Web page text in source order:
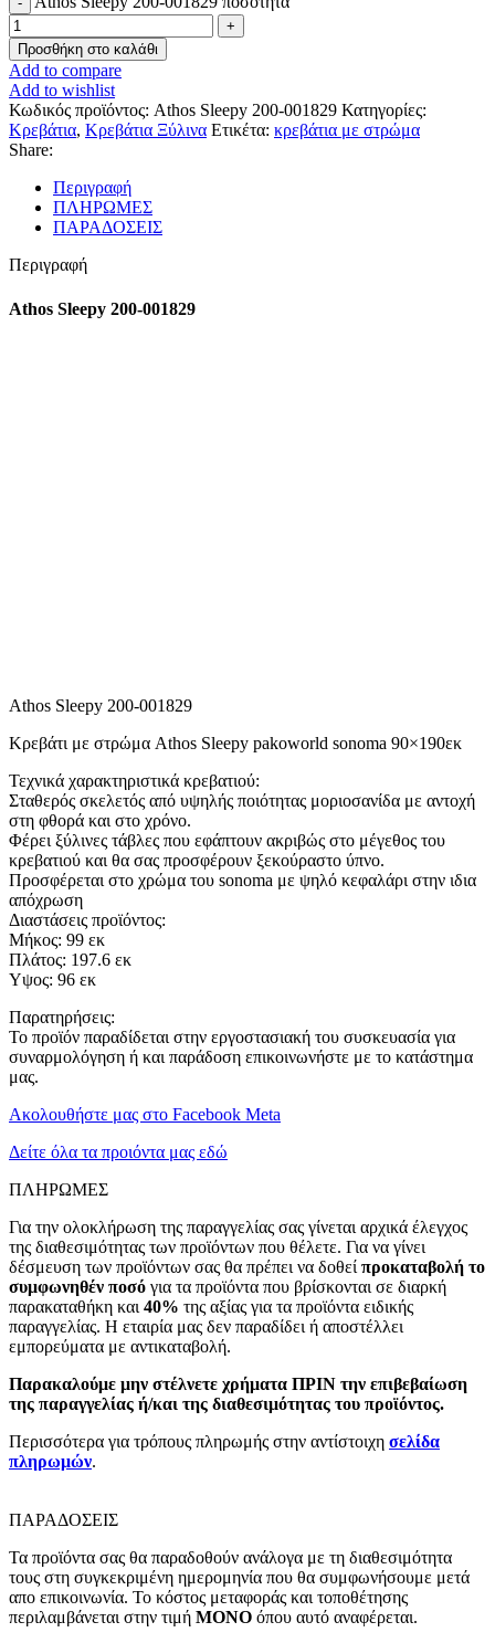
Προσθήκη στο καλάθι
Add to compare
Add to wishlist
Κωδικός προϊόντος: Athos Sleepy 200-001829 Κατηγορίες:
Κρεβάτια, Κρεβάτια Ξύλινα Ετικέτα: κρεβάτια με στρώμα
Share:
Περιγραφή
ΠΛΗΡΩΜΕΣ
ΠΑΡΑΔΟΣΕΙΣ
Περιγραφή
Athos Sleepy 200-001829
Athos Sleepy 200-001829
Κρεβάτι με στρώμα Athos Sleepy pakoworld sonoma 90×190εκ
Τεχνικά χαρακτηριστικά κρεβατιού:
Σταθερός σκελετός από υψηλής ποιότητας μοριοσανίδα με αντοχή
στη φθορά και στο χρόνο.
Φέρει ξύλινες τάβλες που εφάπτουν ακριβώς στο μέγεθος του
κρεβατιού και θα σας προσφέρουν ξεκούραστο ύπνο.
Προσφέρεται στο χρώμα του sonoma με ψηλό κεφαλάρι στην ιδια
απόχρωση
Διαστάσεις προϊόντος:
Μήκος: 99 εκ
Πλάτος: 197.6 εκ
Υψος: 96 εκ
Παρατηρήσεις:
Το προϊόν παραδίδεται στην εργοστασιακή του συσκευασία για
συναρμολόγηση ή και παράδοση επικοινωνήστε με το κατάστημα
μας.
Ακολουθήστε μας στο Facebook Meta
Δείτε όλα τα προιόντα μας εδώ
ΠΛΗΡΩΜΕΣ
Για την ολοκλήρωση της παραγγελίας σας γίνεται αρχικά έλεγχος
της διαθεσιμότητας των προϊόντων που θέλετε. Για να γίνει
δέσμευση των προϊόντων σας θα πρέπει να δοθεί προκαταβολή το
συμφωνηθέν ποσό για τα προϊόντα που βρίσκονται σε διαρκή
παρακαταθήκη και 40% της αξίας για τα προϊόντα ειδικής
παραγγελίας. Η εταιρία μας δεν παραδίδει ή αποστέλλει
εμπορεύματα με αντικαταβολή.
Παρακαλούμε μην στέλνετε χρήματα ΠΡΙΝ την επιβεβαίωση
της παραγγελίας ή/και της διαθεσιμότητας του προϊόντος.
Περισσότερα για τρόπους πληρωμής στην αντίστοιχη σελίδα
πληρωμών.
ΠΑΡΑΔΟΣΕΙΣ
Τα προϊόντα σας θα παραδοθούν ανάλογα με τη διαθεσιμότητα
τους στη συγκεκριμένη ημερομηνία που θα συμφωνήσουμε μετά
απο επικοινωνία. Το κόστος μεταφοράς και τοποθέτησης
περιλαμβάνεται στην τιμή MONO όπου αυτό αναφέρεται.